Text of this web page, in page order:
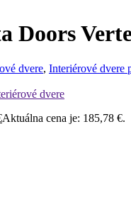
Doors
dvere, Interiérové dvere
dvere
Aktuálna cena je: 185,78 €.